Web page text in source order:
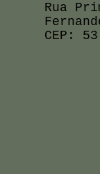
Rua
CEP: